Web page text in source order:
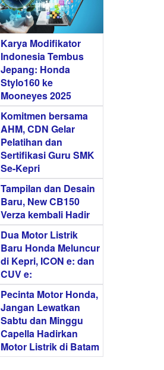
Karya Modifikator
Indonesia Tembus
Jepang: Honda
Stylo160 ke
Mooneyes 2025
Komitmen bersama
AHM, CDN Gelar
Pelatihan dan
Sertifikasi Guru SMK
Se-Kepri
Tampilan dan Desain
Baru, New CB150
Verza kembali Hadir
Dua Motor Listrik
Baru Honda Meluncur
di Kepri, ICON e: dan
CUV e:
Pecinta Motor Honda,
Jangan Lewatkan
Sabtu dan Minggu
Capella Hadirkan
Motor Listrik di Batam